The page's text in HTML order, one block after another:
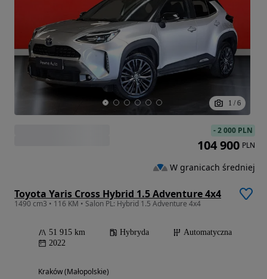
1 / 6
Toyota Yaris Cross Hybrid 1.5 Adventure 4x4
1490 cm3 • 116 KM • Salon PL: Hybrid 1.5 Adventure 4x4
51 915 km Hybryda
Automatyczna
2022
Kraków (Małopolskie)
-2 000 PLN
104 900 PLN
W granicach średniej